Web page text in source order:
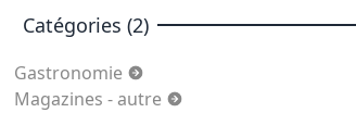
Catégories (2)
Gastronomie
Magazines - autre